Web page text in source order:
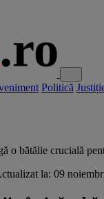
Politică
o bătălie crucială
la: 09